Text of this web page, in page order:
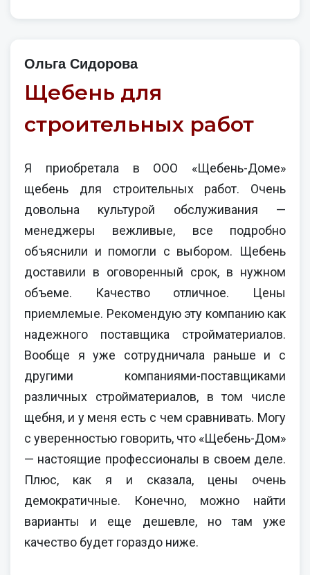
Ольга Сидорова
Щебень для
строительных работ
Я приобретала в ООО «Щебень-Доме»
щебень для строительных работ. Очень
довольна культурой обслуживания —
менеджеры вежливые, все подробно
объяснили и помогли с выбором. Щебень
доставили в оговоренный срок, в нужном
объеме. Качество отличное. Цены
приемлемые. Рекомендую эту компанию как
надежного поставщика стройматериалов.
Вообще я уже сотрудничала раньше и с
другими компаниями-поставщиками
различных стройматериалов, в том числе
щебня, и у меня есть с чем сравнивать. Могу
с уверенностью говорить, что «Щебень-Дом»
— настоящие профессионалы в своем деле.
Плюс, как я и сказала, цены очень
демократичные. Конечно, можно найти
варианты и еще дешевле, но там уже
качество будет гораздо ниже.